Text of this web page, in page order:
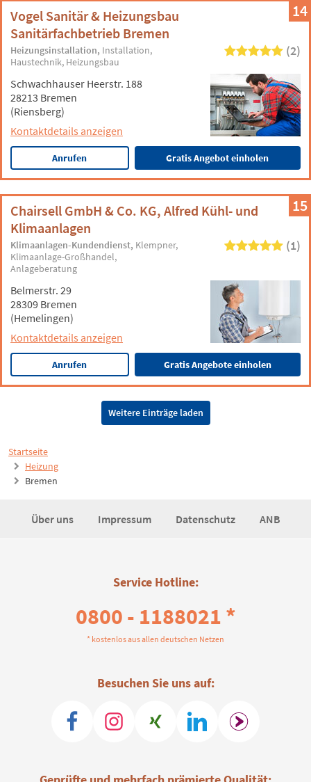
Startseite
Heizung
Bremen
14
Vogel Sanitär & Heizungsbau
Sanitärfachbetrieb Bremen
Heizungsinstallation Installation
Haustechnik Heizungsbau
(2)
Schwachhauser Heerstr. 188
28213 Bremen
(Riensberg)
Kontaktdetails anzeigen
Anrufen Gratis Angebot einholen
15
Chairsell GmbH & Co. KG, Alfred Kühl- und
Klimaanlagen
Klimaanlagen-Kundendienst Klempner
Klimaanlage-Großhandel
Anlageberatung
(1)
Belmerstr. 29
28309 Bremen
(Hemelingen)
Kontaktdetails anzeigen
Anrufen Gratis Angebote einholen
Weitere Einträge laden
Über uns Impressum Datenschutz ANB
Service Hotline:
0800 - 1188021 *
* kostenlos aus allen deutschen Netzen
Besuchen Sie uns auf: